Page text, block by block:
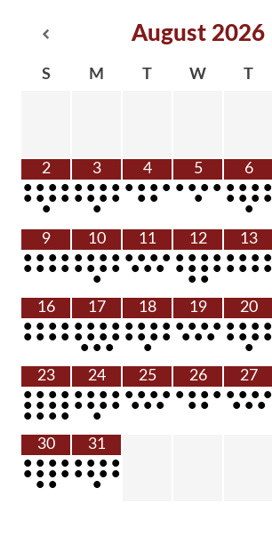
August 2026
S M T W T
2
• • • •
• • • •
•
3
• • • •
• • • •
•
4
• • • •
• •
5
• • • •
•
6
• • • •
• • • •
•
9
• • • •
• • • •
10
• • • •
• • • •
•
11
• • • •
• • •
12
• • • •
• • • •
• •
13
• • • •
• • • •
16
• • • •
• • • •
17
• • • •
• • • •
• • •
18
• • • •
• • • •
•
19
• • • •
• • •
20
• • • •
• • • •
•
23
• • • •
• • • •
• • • •
24
• • • •
• • • •
•
25
• • • •
• • •
26
• • • •
• •
27
• • • •
• • •
30
• • • •
• • • •
• •
31
• • • •
• • • •
•